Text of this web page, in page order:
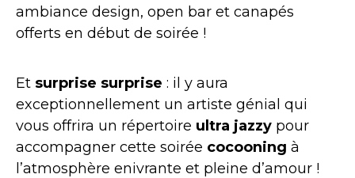
ambiance design, open bar et canapés
offerts en début de soirée !
Et surprise surprise : il y aura
exceptionnellement un artiste génial qui
vous offrira un répertoire ultra jazzy pour
accompagner cette soirée cocooning à
l’atmosphère enivrante et pleine d’amour !